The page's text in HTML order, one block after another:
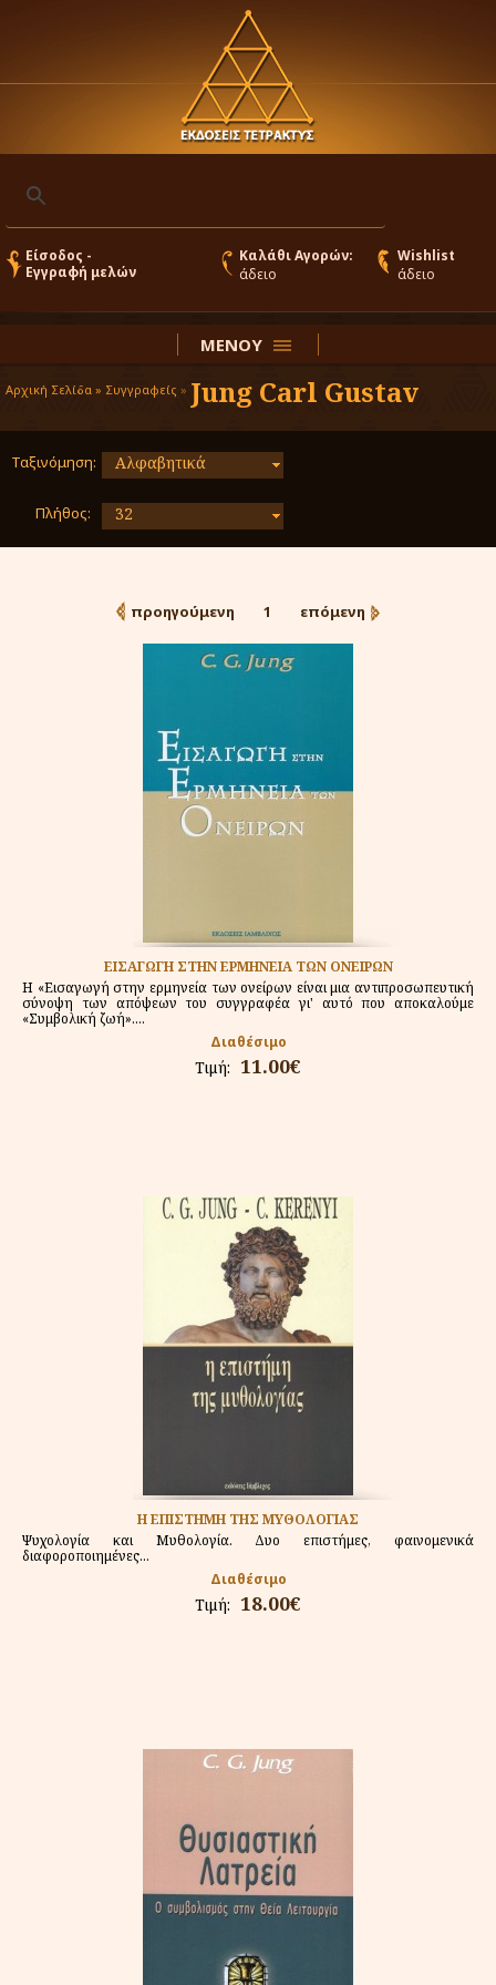
Είσοδος -
Εγγραφή μελών
Καλάθι Αγορών:
άδειο
Wishlist
άδειο
ΜΕΝΟΥ
Αρχική Σελίδα » Συγγραφείς » Jung Carl Gustav
Ταξινόμηση: Αλφαβητικά
Πλήθος: 32
προηγούμενη 1 επόμενη
ΕΙΣΑΓΩΓΗ ΣΤΗΝ ΕΡΜΗΝΕΙΑ ΤΩΝ ΟΝΕΙΡΩΝ
Η «Εισαγωγή στην ερμηνεία των ονείρων είναι μια αντιπροσωπευτική
σύνοψη των απόψεων του συγγραφέα γι' αυτό που αποκαλούμε
«Συμβολική ζωή»....
Διαθέσιμο
Τιμή: 11.00€
Η ΕΠΙΣΤΗΜΗ ΤΗΣ ΜΥΘΟΛΟΓΙΑΣ
Ψυχολογία και Μυθολογία. Δυο επιστήμες, φαινομενικά
διαφοροποιημένες...
Διαθέσιμο
Τιμή: 18.00€